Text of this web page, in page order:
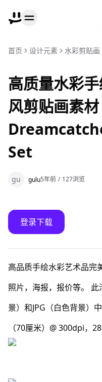
首页 设计元素 水彩剪贴画
高质量水彩
风剪贴画素
Set
gu gulu5年前 / 127浏览
登录下载
高品质手绘水彩艺术品完
照片，海报，报价等。
景）和JPG（白色背景）
（70厘米）@ 300dpi，